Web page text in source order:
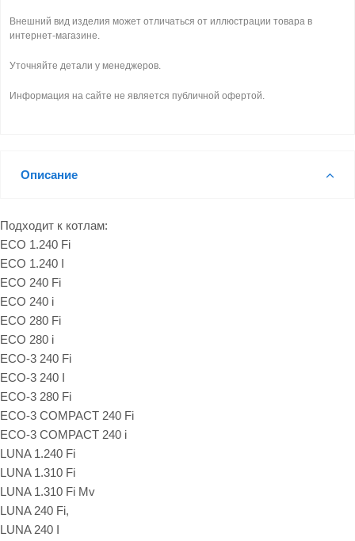
Внешний вид изделия может отличаться от иллюстрации товара в
интернет-магазине.
Уточняйте детали у менеджеров.
Информация на сайте не является публичной офертой.
Описание
Подходит к котлам:
ECO 1.240 Fi
ECO 1.240 I
ECO 240 Fi
ECO 240 i
ECO 280 Fi
ECO 280 i
ECO-3 240 Fi
ECO-3 240 I
ECO-3 280 Fi
ECO-3 COMPACT 240 Fi
ECO-3 COMPACT 240 i
LUNA 1.240 Fi
LUNA 1.310 Fi
LUNA 1.310 Fi Mv
LUNA 240 Fi,
LUNA 240 I